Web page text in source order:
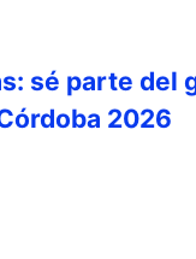
sé parte del
2026